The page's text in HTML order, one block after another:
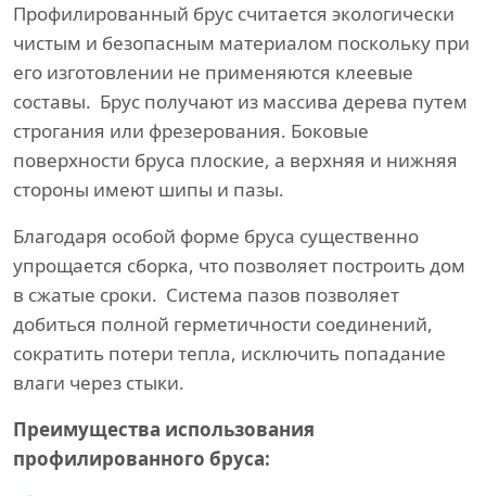
Профилированный брус считается экологически
чистым и безопасным материалом поскольку при
его изготовлении не применяются клеевые
составы. Брус получают из массива дерева путем
строгания или фрезерования. Боковые
поверхности бруса плоские, а верхняя и нижняя
стороны имеют шипы и пазы.
Благодаря особой форме бруса существенно
упрощается сборка, что позволяет построить дом
в сжатые сроки. Система пазов позволяет
добиться полной герметичности соединений,
сократить потери тепла, исключить попадание
влаги через стыки.
Преимущества использования
профилированного бруса: